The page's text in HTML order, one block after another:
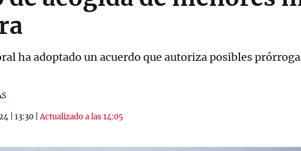
ha adoptado un acuerdo que autoriza posibles
13:30 |Actualizado a las 14:05